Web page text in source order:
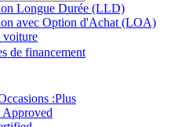
Longue Durée (LLD)
avec Option d'Achat (LOA)
voiture
de financement
:Plus
Approved